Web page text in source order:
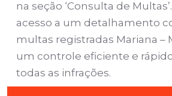
na seção ‘Consulta de
acesso a um detalhamento
multas registradas Mariana –
um controle eficiente e
todas as infrações.